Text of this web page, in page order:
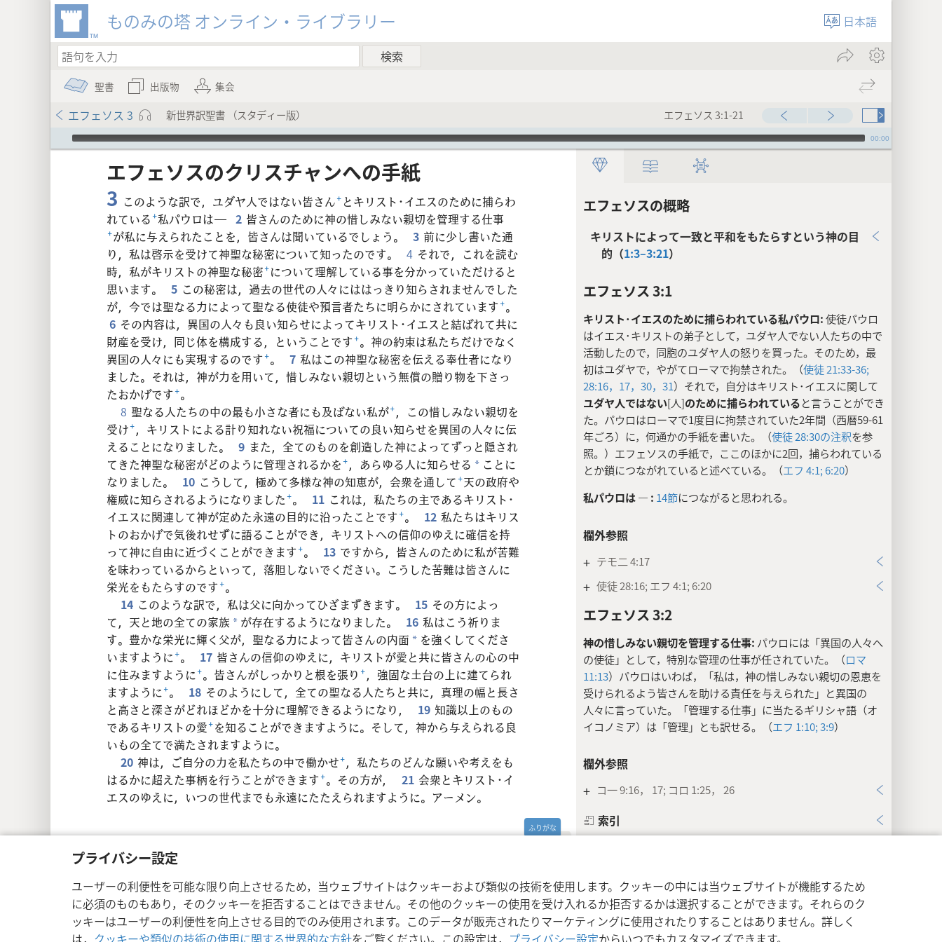
プライバシー設定
ユーザーの利便性を可能な限り向上させるため，当ウェブサイトはクッキーおよび類似の技術を使用します。クッキーの中には当ウェブサイトが機能するため
に必須のものもあり，そのクッキーを拒否することはできません。その他のクッキーの使用を受け入れるか拒否するかは選択することができます。それらのク
ッキーはユーザーの利便性を向上させる目的でのみ使用されます。このデータが販売されたりマーケティングに使用されたりすることはありません。詳しく
は， クッキーや類似の技術の使用に関する世界的な方針をご覧ください。この設定は， プライバシー設定からいつでもカスタマイズできます。
ものみの塔 オンライン・ライブラリー 日本語
聖書 出版物 集会
エフェソス 3 新世界訳聖書 （スタディー版） エフェソス 3:1-21
Audio Player 00:00
エフェソスの概略
キリストによって一致と平和をもたらすという神の目
的（1:3–3:21）
エフェソス 3:1
キリスト･イエスのために捕らわれている私パウロ:使徒パウロ
はイエス･キリストの弟子として，ユダヤ人でない人たちの中で
活動したので，同胞のユダヤ人の怒りを買った。そのため，最
初はユダヤで，やがてローマで拘禁された。（使徒 21:33-36;
28:16，17， 30，31）それで，自分はキリスト･イエスに関して
ユダヤ人ではない[人]のために捕らわれていると言うことができ
た。パウロはローマで1度目に拘禁されていた2年間（西暦59-61
年ごろ）に，何通かの手紙を書いた。（使徒 28:30の注釈を参
照。）エフェソスの手紙で，ここのほかに2回，捕らわれている
とか鎖につながれていると述べている。（エフ 4:1; 6:20）
私パウロは ― : 14節につながると思われる。
欄外参照
+ テモ二 4:17
+ 使徒 28:16; エフ 4:1; 6:20
エフェソス 3:2
神の惜しみない親切を管理する仕事: パウロには「異国の人々へ
の使徒」として，特別な管理の仕事が任されていた。（ロマ
11:13）パウロはいわば，「私は，神の惜しみない親切の恩恵を
受けられるよう皆さんを助ける責任を与えられた」と異国の
人々に言っていた。「管理する仕事」に当たるギリシャ語（オ
イコノミア）は「管理」とも訳せる。（エフ 1:10;3:9）
欄外参照
+ コ一 9:16， 17; コロ 1:25， 26
索引
ではなく，この手紙の前の方で少し書いたことのようだ。例え
ば，エフ 1:9，10やエフ 2:11-22 。
エフェソス​の​クリスチャン​へ​の​手紙
3 このような訳で，ユダヤ人ではない皆さん+とキリスト･イエスのために捕らわ
れている+私パウロは― 2 皆さんのために神の惜しみない親切を管理する仕事
+が私に与えられたことを，皆さんは聞いているでしょう。 3 前に少し書いた通
り，私は啓示を受けて神聖な秘密について知ったのです。
4 それで，これを読む
時，私がキリストの神聖な秘密+について理解している事を分かっていただけると
思います。
5 この秘密は，過去の世代の人々にははっきり知らされませんでした
が，今では聖なる力によって聖なる使徒や預言者たちに明らかにされています+。
6 その内容は，異国の人々も良い知らせによってキリスト･イエスと結ばれて共に
財産を受け，同じ体を構成する，ということです+。神の約束は私たちだけでなく
異国の人々にも実現するのです+。 7 私はこの神聖な秘密を伝える奉仕者になり
ました。それは，神が力を用いて，惜しみない親切という無償の贈り物を下さっ
たおかげです+。
8 聖なる人たちの中の最も小さな者にも及ばない私が+，この惜しみない親切を
受け+，キリストによる計り知れない祝福についての良い知らせを異国の人々に伝
えることになりました。
9 また，全てのものを創造した神によってずっと隠され
てきた神聖な秘密がどのように管理されるかを+，あらゆる人に知らせる * ことに
なりました。
10 こうして，極めて多様な神の知恵が，会衆を通して+天の政府や
権威に知らされるようになりました+。 11 これは，私たちの主であるキリスト･
イエスに関連して神が定めた永遠の目的に沿ったことです+。 12 私たちはキリス
トのおかげで気後れせずに語ることができ，キリストへの信仰のゆえに確信を持
って神に自由に近づくことができます+。 13 ですから，皆さんのために私が苦難
を味わっているからといって，落胆しないでください。こうした苦難は皆さんに
栄光をもたらすのです+。
14 このような訳で，私は父に向かってひざまずきます。 15 その方によっ
て，天と地の全ての家族 * が存在するようになりました。 16 私はこう祈りま
す。豊かな栄光に輝く父が，聖なる力によって皆さんの内面 * を強くしてくださ
いますように+。 17 皆さんの信仰のゆえに，キリストが愛と共に皆さんの心の中
に住みますように+。皆さんがしっかりと根を張り +，強固な土台の上に建てられ
ますように+。 18 そのようにして，全ての聖なる人たちと共に，真理の幅と長さ
と高さと深さがどれほどかを十分に理解できるようになり，
19 知識以上のもの
であるキリストの愛+を知ることができますように。そして，神から与えられる良
いもの全てで満たされますように。
20 神は，ご自分の力を私たちの中で働かせ+，私たちのどんな願いや考えをも
はるかに超えた事柄を行うことができます+。その方が， 21 会衆とキリスト･イ
エスのゆえに，いつの世代までも永遠にたたえられますように。アーメン。